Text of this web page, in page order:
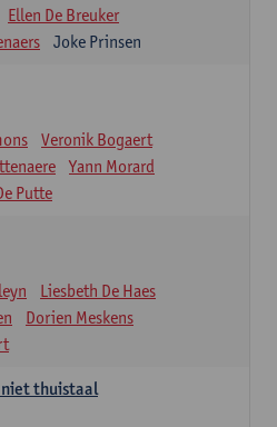
Ellen De Breuker
Joke Prinsen
Veronik Bogaert
Yann Morard
Putte
Liesbeth De Haes
Dorien Meskens
niet thuistaal